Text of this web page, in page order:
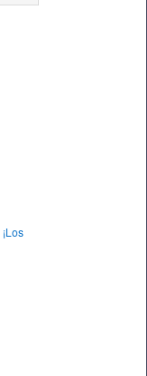
¡Los